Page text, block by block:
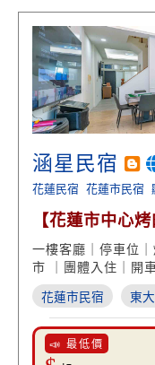
涵星民宿
花蓮民宿 花蓮市民宿
【花蓮市中心
全】
一樓客廳｜停車位
市 ｜團體入住｜開
花蓮市民宿 東
📣 最低價